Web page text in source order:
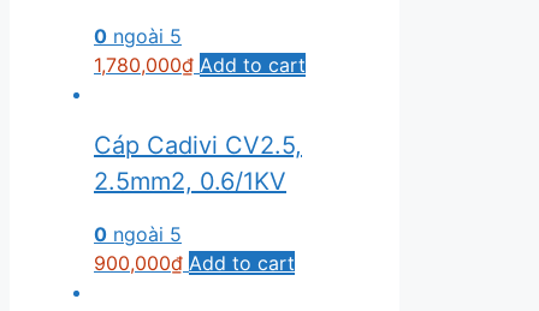
0 ngoài 5
1,780,000₫ Add to cart
Cáp Cadivi CV2.5,
2.5mm2, 0.6/1KV
0 ngoài 5
900,000₫ Add to cart